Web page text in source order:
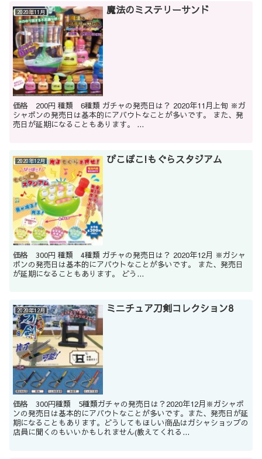
2020年11月 魔法のミステリーサンド
価格 200円 種類 6種類 ガチャの発売日は？ 2020年11月上旬 ※ガ
シャポンの発売日は基本的にアバウトなことが多いです。 また、発
売日が延期になることもあります。 ...
2020年12月 ぴこぽこ!もぐらスタジアム
価格 300円 種類 4種類 ガチャの発売日は？ 2020年12月 ※ガシャ
ポンの発売日は基本的にアバウトなことが多いです。 また、発売日
が延期になることもあります。 どう...
2020年12月 ミニチュア刀剣コレクション8
価格 300円種類 5種類ガチャの発売日は？2020年12月※ガシャポ
ンの発売日は基本的にアバウトなことが多いです。また、発売日が延
期になることもあります。どうしてもほしい商品はガシャショップの
店員に聞くのもいいかもしれません(教えてくれる...